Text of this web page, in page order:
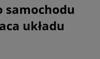
samochodu
układu